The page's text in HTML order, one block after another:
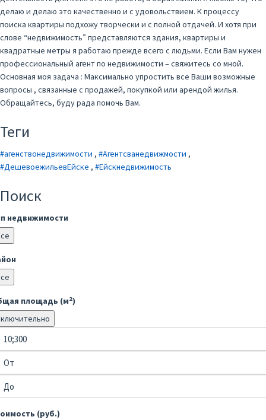
делаю и делаю это качественно и с удовольствием. К процессу
поиска квартиры подхожу творчески и с полной отдачей. И хотя при
слове “недвижимость” представляются здания, квартиры и
квадратные метры я работаю прежде всего с людьми. Если Вам нужен
профессиональный агент по недвижимости – свяжитесь со мной.
Основная моя задача : Максимально упростить все Ваши возможные
вопросы , связанные с продажей, покупкой или арендой жилья.
Обращайтесь, буду рада помочь Вам.
Теги
#агенствонедвижимости , #Агентсванедвижмости ,
#ДешевоежильевЕйске , #Ейскнедвижимость
Поиск
недвижимости
площадь (м2)
(руб.)